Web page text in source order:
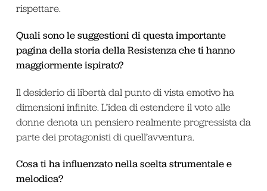
rispettare.
Quali sono le suggestioni di questa importante
pagina della storia della Resistenza che ti hanno
maggiormente ispirato?
Il desiderio di libertà dal punto di vista emotivo ha
dimensioni infinite. L’idea di estendere il voto alle
donne denota un pensiero realmente progressista da
parte dei protagonisti di quell’avventura.
Cosa ti ha influenzato nella scelta strumentale e
melodica?